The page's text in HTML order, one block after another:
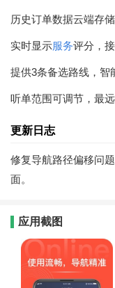
历史订单数据云端存
实时显示服务评分，
提供3条备选路线，智
听单范围可调节，最
更新日志
修复导航路径偏移问
面。
应用截图